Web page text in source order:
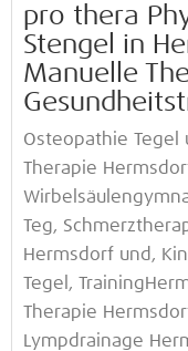
pro thera
Stengel in
Manuelle
Osteopathie Tegel
Therapie
Teg,
Hermsdorf und,
Tegel,
Therapie
Lympdrainage